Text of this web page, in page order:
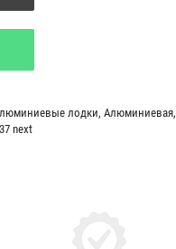
лодки, Алюминиевая,
next